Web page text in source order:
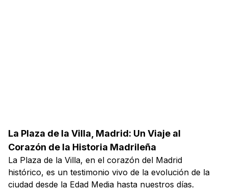
La Plaza de la Villa, Madrid: Un Viaje al
Corazón de la Historia Madrileña
La Plaza de la Villa, en el corazón del Madrid
histórico, es un testimonio vivo de la evolución de la
ciudad desde la Edad Media hasta nuestros días.